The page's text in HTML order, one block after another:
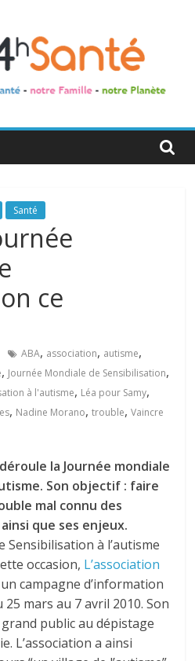
Santé
ce
ABA, association, autisme,
, Journée Mondiale de Sensibilisation,
à l'autisme, Léa pour Samy,
, Nadine Morano,trouble,Vaincre
la Journée mondiale
Son objectif : faire
mal connu des
que ses enjeux.
Sensibilisation à l’autisme
occasion, L’association
campagne d’information
25 mars au 7 avril 2010. Son
public au dépistage
L’association a ainsi